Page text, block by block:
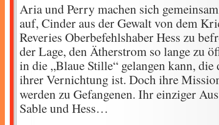
Aria und Perry machen sich
auf, Cinder aus der Gewalt von dem
Reveries Oberbefehlshaber Hess zu
der Lage, den Ätherstrom so lange zu
in die „Blaue Stille“ gelangen kann,
ihrer Vernichtung ist. Doch ihre
werden zu Gefangenen. Ihr einziger
Sable und Hess…